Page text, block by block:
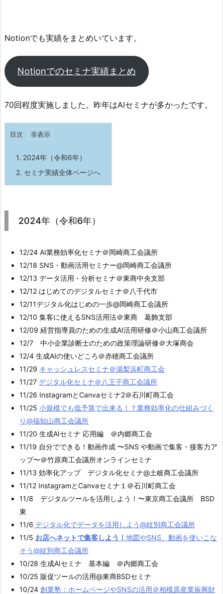
Notionでも実績をまとめいています。
Notionでのセミナ実績まとめ
70回程度実施しました。昨年はAIセミナが多かったです。
目次
1. 2024年（令和6年）
2. セミナ実績全体ページへ
2024年（令和6年）
12/24 AI業務効率化セミナ＠岡崎商工会議所
12/18 SNS・動画活用セミナー@岡崎商工会議所
12/13 データ活用・分析セミナ＠東商中央支部
12/12 はじめてのデジタルセミナ＠八千代市
12/11デジタル化はじめの一歩@岡崎商工会議所
12/10 集客に使えるSNS活用法＠東商 葛飾支部
12/09 経営指導員のための生成AI活用研修＠小山商工会議所
12/7 中小企業診断士のための政策理論研修＠大塚商会
12/4 生成AIの使いどころ＠赤穂商工会議所
11/29 キャッシュレスセミナ＠湯梨浜町商工会
11/27 デジタル化セミナ＠八王子商工会議所
11/26 InstagramとCanvaセミナ2＠石川町商工会
11/25 小規模でも低予算で出来る！？業務効率化の仕組みづく
り@福知山商工会議所
11/20 生成AIセミナ 応用編 ＠内郷商工会
11/19 自分でできる！動画作成 〜SNS や動画で集客・接客力ア
ップ〜＠竹原商工会議所オンラインセミナ
11/13 効率化アップ デジタル化セミナ@土岐商工会議所
11/12 InstagramとCanvaセミナ１＠石川町商工会
11/8 デジタルツールを活用しよう！〜東京商工会議所 BSD
東
11/6 デジタル化でデータを活用しよう@紋別商工会議所
11/5 お店へネットで集客しよう！ 地図やSNS、動画を使いこな
そう@紋別商工会議所
10/28 生成AIセミナ 基本編 ＠内郷商工会
10/25 販促ツールの活用@東商BSDセミナ
10/24 創業塾：ホームページやSNSの活用＠相模原産業振興財